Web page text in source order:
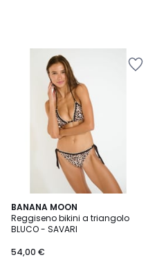
BANANA MOON
Reggiseno bikini a triangolo
BLUCO - SAVARI
54,00 €